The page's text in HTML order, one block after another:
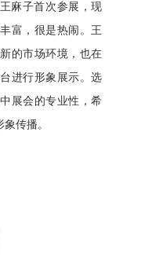
麻子首次参展，现
富，很是热闹。王
的市场环境，也在
进行形象展示。选
展会的专业性，希
传播。